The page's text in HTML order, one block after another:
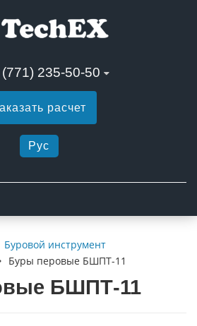
(771) 235-50-50
расчет
Рус
Буровой инструмент
Буры перовые БШПТ-11
БШПТ-11